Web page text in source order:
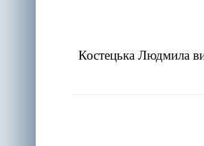
Костецька Людмила